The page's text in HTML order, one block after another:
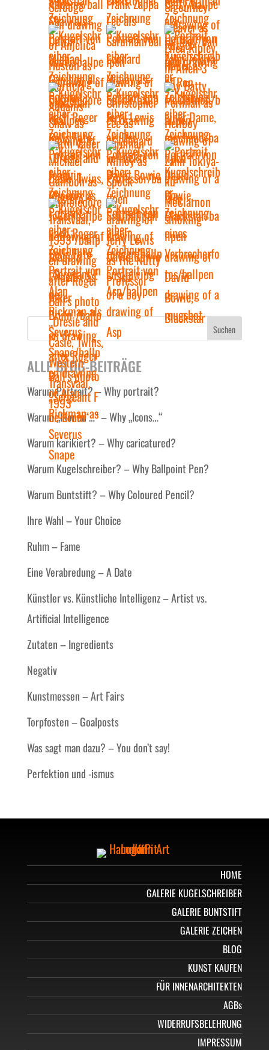
Suchen
ALLE BLOG-BEITRÄGE
Warum Portrait? – Why portrait?
Warum „Ikonen …“ – Why „Icons…“
Warum karikiert? – Why caricatured?
Warum Kugelschreiber? – Why Ballpoint Pen?
Warum Buntstift? – Why Coloured Pencil?
Ihre Wahl – Your Choice
Ruhm – Fame
Eine Verabredung – A Date
Künstler vs. Künstliche Intelligenz – Artist vs.
Artificial Intelligence
Zutaten – Ingredients
Negativ
Kunstmessen – Art Fairs
Torpfosten – Goalposts
Was sagt man dazu? – You don’t say!
Perfektion und -ismus
HOME
GALERIE KUGELSCHREIBER
GALERIE BUNTSTIFT
GALERIE ZEICHEN
BLOG
KUNST KAUFEN
FÜR INNENARCHITEKTEN
AGBs
WIDERRUFSBELEHRUNG
IMPRESSUM